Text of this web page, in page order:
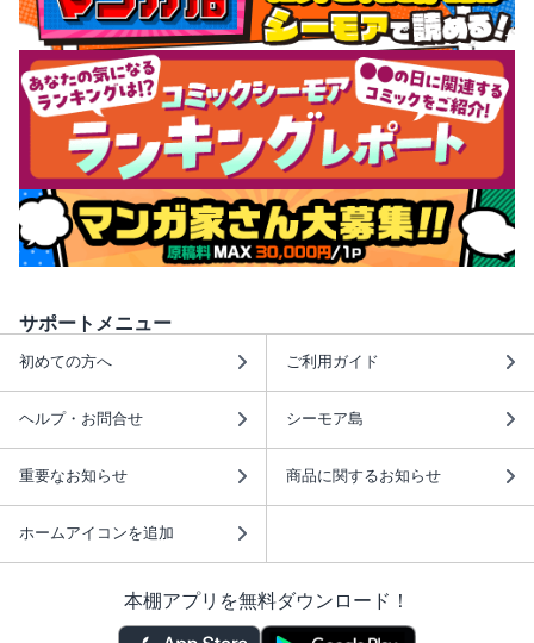
サポートメニュー
初めての方へ ご利用ガイド
ヘルプ・お問合せ シーモア島
重要なお知らせ 商品に関するお知らせ
ホームアイコンを追加
本棚アプリを無料ダウンロード！